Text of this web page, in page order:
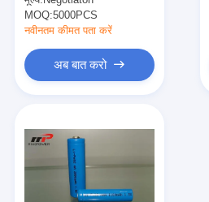
एनआईसीडी रिचार्जेबल बैटरी
एलसीडी बैटरी चार्जर
लिथियम आयन बैटरी पैक
रिचार्जेबल फ्लैशलाइट बैटरी
50mAh
MOQ:5000PCS
नवीनतम कीमत पता करें
अब बात करो